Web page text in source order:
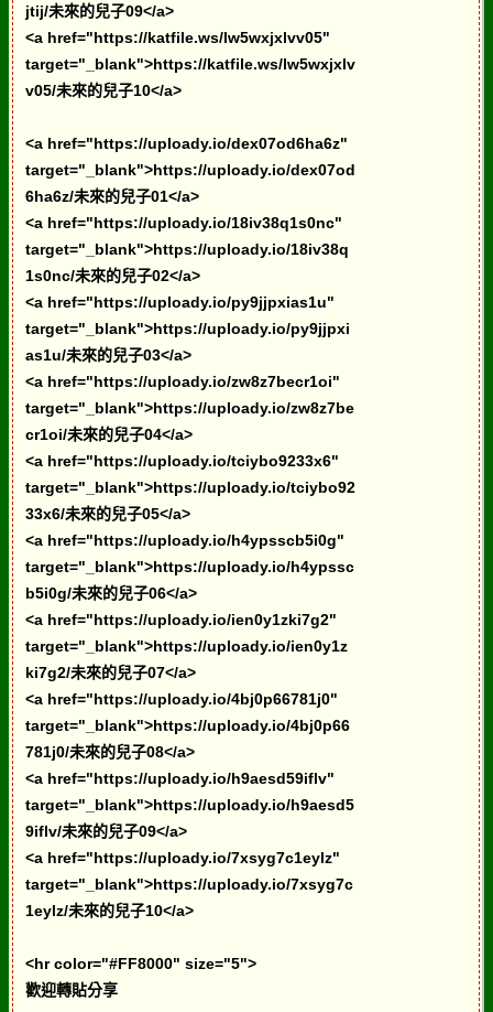
jtij/未來的兒子09</a>
<a href="https://katfile.ws/lw5wxjxlvv05"
target="_blank">https://katfile.ws/lw5wxjxlv
v05/未來的兒子10</a>
<a href="https://uploady.io/dex07od6ha6z"
target="_blank">https://uploady.io/dex07od
6ha6z/未來的兒子01</a>
<a href="https://uploady.io/18iv38q1s0nc"
target="_blank">https://uploady.io/18iv38q
1s0nc/未來的兒子02</a>
<a href="https://uploady.io/py9jjpxias1u"
target="_blank">https://uploady.io/py9jjpxi
as1u/未來的兒子03</a>
<a href="https://uploady.io/zw8z7becr1oi"
target="_blank">https://uploady.io/zw8z7be
cr1oi/未來的兒子04</a>
<a href="https://uploady.io/tciybo9233x6"
target="_blank">https://uploady.io/tciybo92
33x6/未來的兒子05</a>
<a href="https://uploady.io/h4ypsscb5i0g"
target="_blank">https://uploady.io/h4ypssc
b5i0g/未來的兒子06</a>
<a href="https://uploady.io/ien0y1zki7g2"
target="_blank">https://uploady.io/ien0y1z
ki7g2/未來的兒子07</a>
<a href="https://uploady.io/4bj0p66781j0"
target="_blank">https://uploady.io/4bj0p66
781j0/未來的兒子08</a>
<a href="https://uploady.io/h9aesd59iflv"
target="_blank">https://uploady.io/h9aesd5
9iflv/未來的兒子09</a>
<a href="https://uploady.io/7xsyg7c1eylz"
target="_blank">https://uploady.io/7xsyg7c
1eylz/未來的兒子10</a>
<hr color="#FF8000" size="5">
歡迎轉貼分享